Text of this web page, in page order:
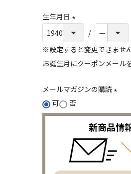
生年月日
(
必
須
※設定すると変更できませ
お誕生月にクーポンメール
メールマガジンの購読
須
)
可 否